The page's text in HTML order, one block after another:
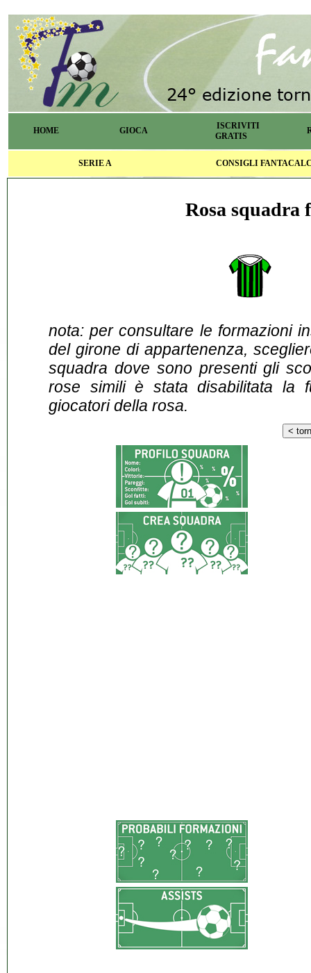
HOME GIOCA
ISCRIVITI
GRATIS
SERIE A CONSIGLI
Rosa squadra
nota: per consultare le formazioni
del girone di appartenenza,
squadra dove sono presenti gli
rose simili è stata disabilitata la
giocatori della rosa.